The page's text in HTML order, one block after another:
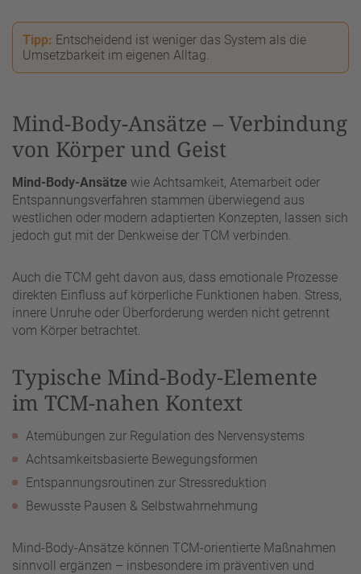
Tipp: Entscheidend ist weniger das System als die
Umsetzbarkeit im eigenen Alltag.
Mind-Body-Ansätze – Verbindung
von Körper und Geist
Mind-Body-Ansätze wie Achtsamkeit, Atemarbeit oder
Entspannungsverfahren stammen überwiegend aus
westlichen oder modern adaptierten Konzepten, lassen sich
jedoch gut mit der Denkweise der TCM verbinden.
Auch die TCM geht davon aus, dass emotionale Prozesse
direkten Einfluss auf körperliche Funktionen haben. Stress,
innere Unruhe oder Überforderung werden nicht getrennt
vom Körper betrachtet.
Typische Mind-Body-Elemente
im TCM-nahen Kontext
Atemübungen zur Regulation des Nervensystems
Achtsamkeitsbasierte Bewegungsformen
Entspannungsroutinen zur Stressreduktion
Bewusste Pausen & Selbstwahrnehmung
Mind-Body-Ansätze können TCM-orientierte Maßnahmen
sinnvoll ergänzen – insbesondere im präventiven und